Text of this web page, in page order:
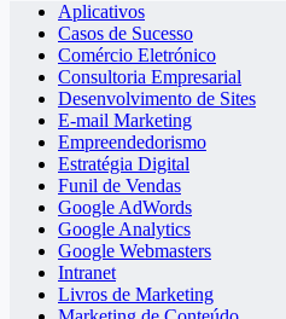
Aplicativos
Casos de Sucesso
Comércio Eletrónico
Consultoria Empresarial
Desenvolvimento de Sites
E-mail Marketing
Empreendedorismo
Estratégia Digital
Funil de Vendas
Google AdWords
Google Analytics
Google Webmasters
Intranet
Livros de Marketing